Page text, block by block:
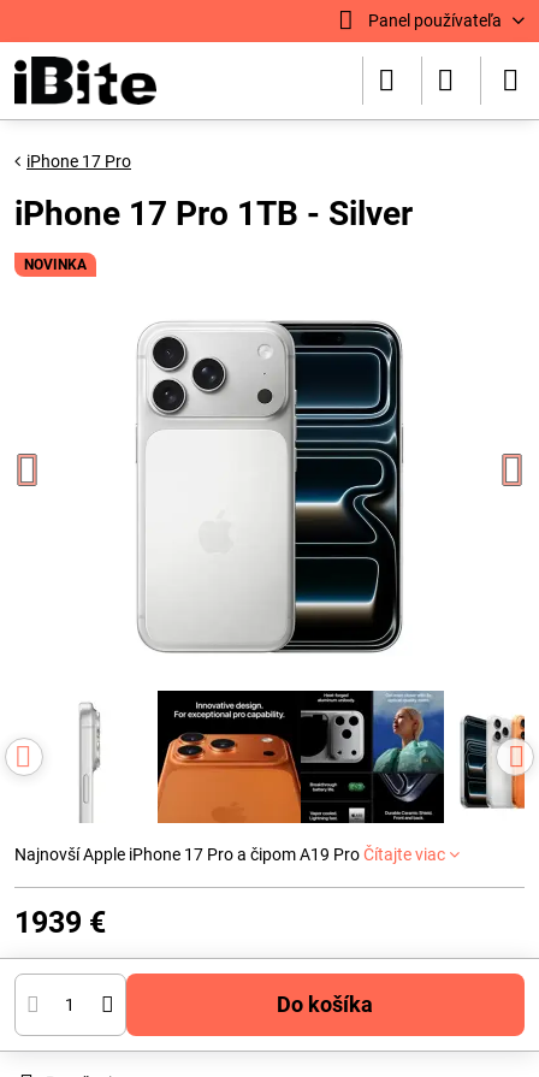
Panel používateľa
NOVINKA
iPhone 17 Pro
iPhone 17 Pro 1TB - Silver
Najnovší Apple iPhone 17 Pro a čipom A19 ProČítajte viac
1939 €
Do košíka